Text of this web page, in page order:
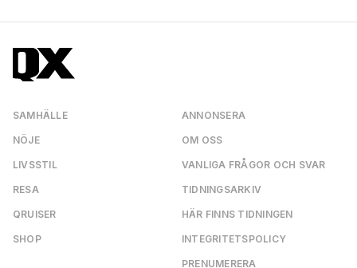
SAMHÄLLE
NÖJE
LIVSSTIL
RESA
QRUISER
SHOP
ANNONSERA
OM OSS
VANLIGA FRÅGOR OCH SVAR
TIDNINGSARKIV
HÄR FINNS TIDNINGEN
INTEGRITETSPOLICY
PRENUMERERA